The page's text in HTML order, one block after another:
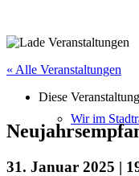
Wir im
« Alle Veranstaltungen
Diese
31. Januar 2025 |